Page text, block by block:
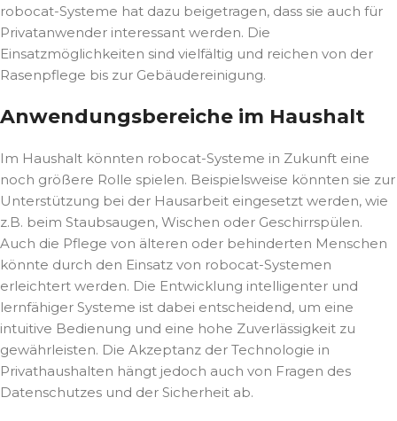
robocat-Systeme hat dazu beigetragen, dass sie auch für
Privatanwender interessant werden. Die
Einsatzmöglichkeiten sind vielfältig und reichen von der
Rasenpflege bis zur Gebäudereinigung.
Anwendungsbereiche im Haushalt
Im Haushalt könnten robocat-Systeme in Zukunft eine
noch größere Rolle spielen. Beispielsweise könnten sie zur
Unterstützung bei der Hausarbeit eingesetzt werden, wie
z.B. beim Staubsaugen, Wischen oder Geschirrspülen.
Auch die Pflege von älteren oder behinderten Menschen
könnte durch den Einsatz von robocat-Systemen
erleichtert werden. Die Entwicklung intelligenter und
lernfähiger Systeme ist dabei entscheidend, um eine
intuitive Bedienung und eine hohe Zuverlässigkeit zu
gewährleisten. Die Akzeptanz der Technologie in
Privathaushalten hängt jedoch auch von Fragen des
Datenschutzes und der Sicherheit ab.